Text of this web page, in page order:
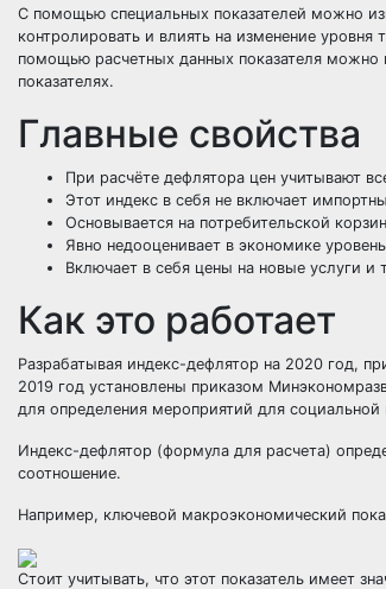
С помощью специальных показателей можно
контролировать и влиять на изменение
помощью расчетных данных показателя
показателях.
Главные свойства
При расчёте дефлятора цен учитывают
Этот индекс в себя не включает
Основывается на потребительской
Явно недооценивает в экономике
Включает в себя цены на новые услуги и
Как это работает
Разрабатывая индекс-дефлятор на 2020 год,
2019 год установлены приказом
для определения мероприятий для
Индекс-дефлятор (формула для расчета)
соотношение.
Например, ключевой макроэкономический
Стоит учитывать, что этот показатель имеет